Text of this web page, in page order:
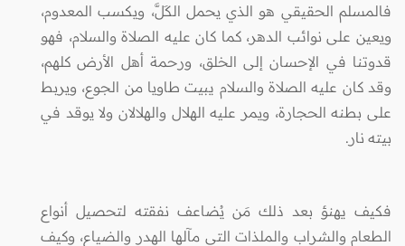
فالمسلم الحقيقي هو الذي يحمل الكَلَّ، ويكسب المعدوم،
ويعين على نوائب الدهر، كما كان عليه الصلاة والسلام، فهو
قدوتنا في الإحسان إلى الخلق، ورحمة أهل الأرض كلهم،
وقد كان عليه الصلاة والسلام يبيت طاويا من الجوع، ويربط
على بطنه الحجارة، ويمر عليه الهلال والهلالان ولا يوقد في
بيته نار.
فكيف يهنؤ بعد ذلك مَن يُضاعف نفقته لتحصيل أنواع
الطعام والشراب والملذات التي مآلها الهدر والضياع، وكيف